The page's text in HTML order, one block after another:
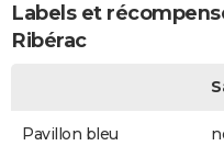
Labels et
Ribérac
Pavillon bleu